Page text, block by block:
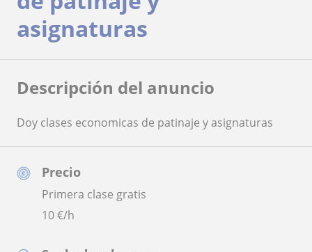
Precio
Primera clase gratis
10€/h
asignaturas
Descripción del anuncio
Doy clases economicas de patinaje y asignaturas